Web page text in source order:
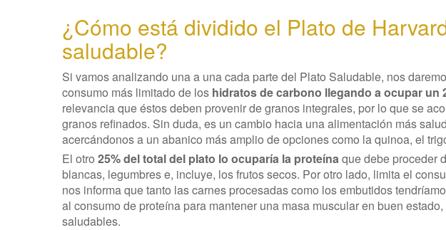
¿Cómo está dividido el Plato de
saludable?
Si vamos analizando una a una cada parte del Plato Saludable, nos
consumo más limitado de los hidratos de carbono llegando a ocupar un
relevancia que éstos deben provenir de granos integrales, por lo que se
granos refinados. Sin duda, es un cambio hacia una alimentación más
acercándonos a un abanico más amplio de opciones como la quinoa, el
El otro 25% del total del plato lo ocuparía la proteínaque debe proceder
blancas, legumbres e, incluye, los frutos secos. Por otro lado, limita el
nos informa que tanto las carnes procesadas como los embutidos
al consumo de proteína para mantener una masa muscular en buen
saludables.